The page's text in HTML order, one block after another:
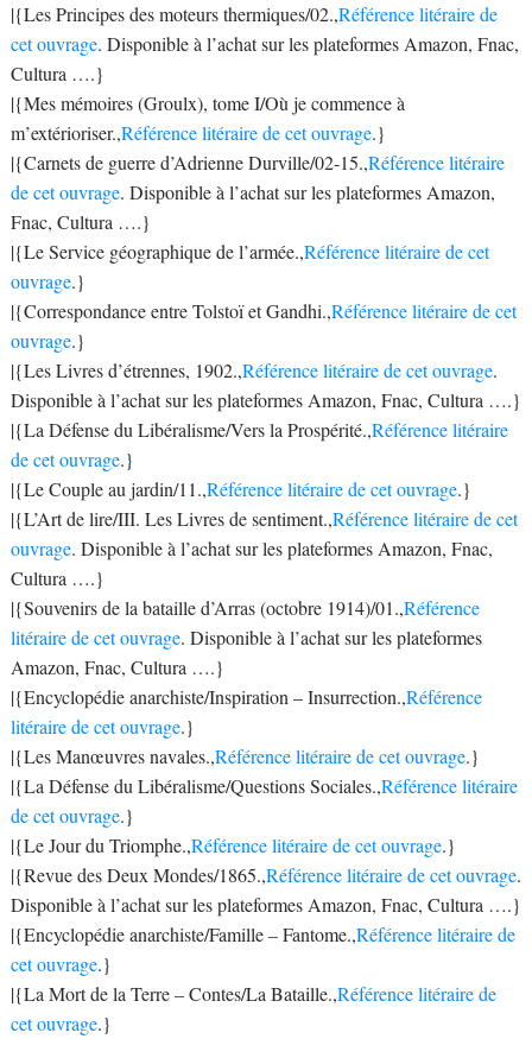
|{Les Principes des moteurs thermiques/02.,Référence litéraire de
cet ouvrage. Disponible à l’achat sur les plateformes Amazon, Fnac,
Cultura ….}
|{Mes mémoires (Groulx), tome I/Où je commence à
m’extérioriser.,Référence litéraire de cet ouvrage.}
|{Carnets de guerre d’Adrienne Durville/02-15.,Référence litéraire
de cet ouvrage. Disponible à l’achat sur les plateformes Amazon,
Fnac, Cultura ….}
|{Le Service géographique de l’armée.,Référence litéraire de cet
ouvrage.}
|{Correspondance entre Tolstoï et Gandhi.,Référence litéraire de cet
ouvrage.}
|{Les Livres d’étrennes, 1902.,Référence litéraire de cet ouvrage.
Disponible à l’achat sur les plateformes Amazon, Fnac, Cultura ….}
|{La Défense du Libéralisme/Vers la Prospérité.,Référence litéraire
de cet ouvrage.}
|{Le Couple au jardin/11.,Référence litéraire de cet ouvrage.}
|{L’Art de lire/III. Les Livres de sentiment.,Référence litéraire de cet
ouvrage. Disponible à l’achat sur les plateformes Amazon, Fnac,
Cultura ….}
|{Souvenirs de la bataille d’Arras (octobre 1914)/01.,Référence
litéraire de cet ouvrage. Disponible à l’achat sur les plateformes
Amazon, Fnac, Cultura ….}
|{Encyclopédie anarchiste/Inspiration – Insurrection.,Référence
litéraire de cet ouvrage.}
|{Les Manœuvres navales.,Référence litéraire de cet ouvrage.}
|{La Défense du Libéralisme/Questions Sociales.,Référence litéraire
de cet ouvrage.}
|{Le Jour du Triomphe.,Référence litéraire de cet ouvrage.}
|{Revue des Deux Mondes/1865.,Référence litéraire de cet ouvrage.
Disponible à l’achat sur les plateformes Amazon, Fnac, Cultura ….}
|{Encyclopédie anarchiste/Famille – Fantome.,Référence litéraire de
cet ouvrage.}
|{La Mort de la Terre – Contes/La Bataille.,Référence litéraire de
cet ouvrage.}